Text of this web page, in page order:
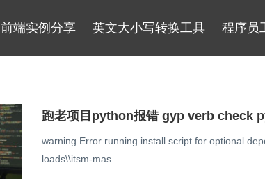
前端实例分享 英文大小写转换工具 程序员
warning Error running install script for optional
loads\\itsm-mas...